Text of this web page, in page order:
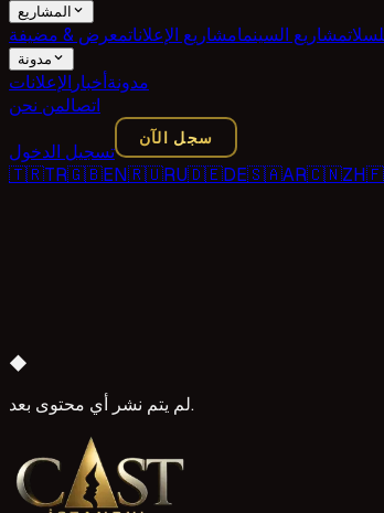
المشاريع
مشاريع السينمامشاريع الإعلاناتمعرض & مضيفة
مدونة
مدونةأخبار الإعلانات
اتصالمن نحن
تسجيل الدخول
سجل الآن
🇹🇷TR🇬🇧EN🇷🇺RU🇩🇪DE🇸🇦AR🇨🇳ZH
◆
لم يتم نشر أي محتوى بعد.